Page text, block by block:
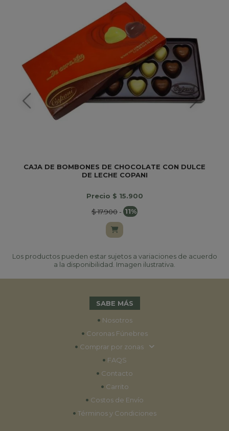
CAJA DE BOMBONES DE CHOCOLATE CON DULCE
DE LECHE COPANI
Precio $ 15.900
$ 17.900- 11%
Los productos pueden estar sujetos a variaciones de acuerdo
a la disponibilidad. Imagen ilustrativa.
SABE MÁS
• Nosotros
• Coronas Fúnebres
• Comprar por zonas
• FAQS
• Contacto
• Carrito
• Costos de Envío
• Términos y Condiciones